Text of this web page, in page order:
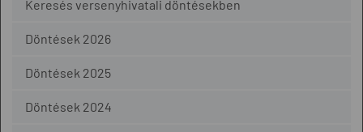
Keresés versenyhivatali döntésekben
Döntések 2026
Döntések 2025
Döntések 2024